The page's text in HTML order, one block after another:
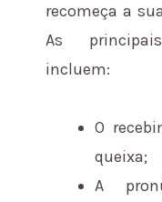
recomeça a
As
incluem:
O
queixa;
A